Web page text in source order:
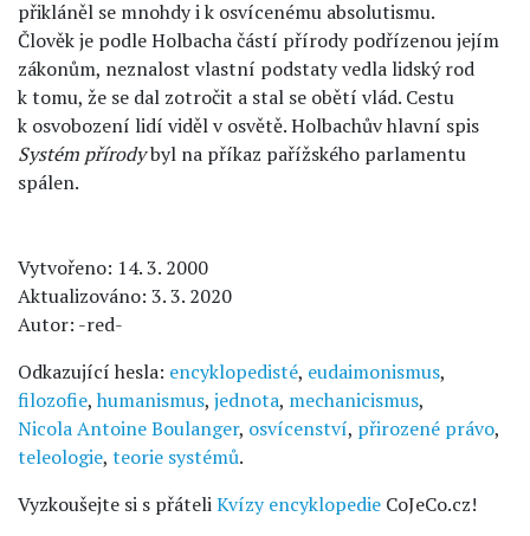
přikláněl se mnohdy i k osvícenému absolutismu.
Člověk je podle Holbacha částí přírody podřízenou jejím
zákonům, neznalost vlastní podstaty vedla lidský rod
k tomu, že se dal zotročit a stal se obětí vlád. Cestu
k osvobození lidí viděl v osvětě. Holbachův hlavní spis
Systém přírodybyl na příkaz pařížského parlamentu
spálen.
Vytvořeno: 14. 3. 2000
Aktualizováno: 3. 3. 2020
Autor: -red-
Odkazující hesla: encyklopedisté, eudaimonismus,
filozofie, humanismus, jednota, mechanicismus,
Nicola Antoine Boulanger, osvícenství, přirozené právo,
teleologie, teorie systémů.
Vyzkoušejte si s přáteliKvízy encyklopedie CoJeCo.cz!